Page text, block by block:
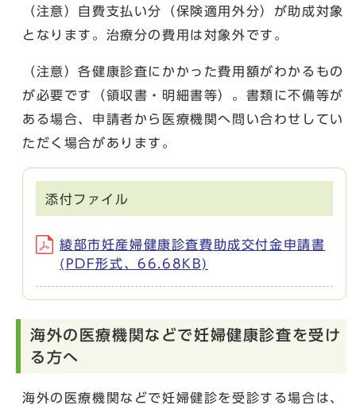
（注意）自費支払い分（保険適用外分）が助成対象
となります。治療分の費用は対象外です。
（注意）各健康診査にかかった費用額がわかるもの
が必要です（領収書・明細書等）。書類に不備等が
ある場合、申請者から医療機関へ問い合わせしてい
ただく場合があります。
添付ファイル
綾部市妊産婦健康診査費助成交付金申請書
(PDF形式、66.68KB)
海外の医療機関などで妊婦健康診査を受け
る方へ
海外の医療機関などで妊婦健診を受診する場合は、